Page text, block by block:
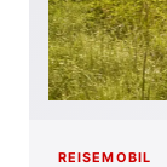
REISEMOBIL